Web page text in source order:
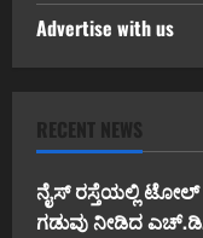
Advertise with us
RECENT NEWS
ನೈಸ್ ರಸ್ತೆಯಲ್ಲಿ ಟೋಲ್
ಗಡುವು ನೀಡಿದ